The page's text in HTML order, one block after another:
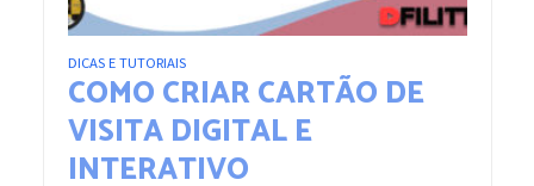
DICAS E TUTORIAIS
COMO CRIAR CARTÃO DE
VISITA DIGITAL E
INTERATIVO